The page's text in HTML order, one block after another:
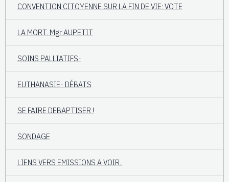
CONVENTION CITOYENNE SUR LA FIN DE VIE: VOTE
LA MORT. Mgr AUPETIT
SOINS PALLIATIFS-
EUTHANASIE- DÉBATS
SE FAIRE DEBAPTISER !
SONDAGE
LIENS VERS EMISSIONS A VOIR..